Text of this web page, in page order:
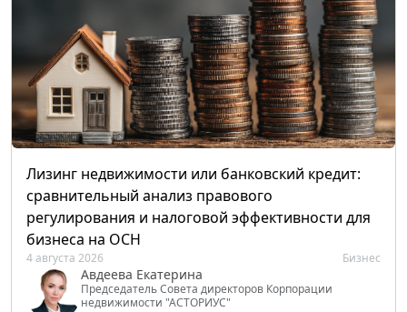
Лизинг недвижимости или банковский кредит:
сравнительный анализ правового
регулирования и налоговой эффективности для
бизнеса на ОСН
4 августа 2026 Бизнес
Авдеева Екатерина
Председатель Совета директоров Корпорации
недвижимости "АСТОРИУС"